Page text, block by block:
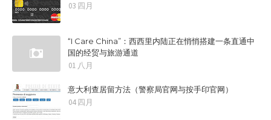
03 四月
“I Care China”：西西里内陆正在悄悄搭建一条直通中
国的经贸与旅游通道
01 八月
意大利查居留方法（警察局官网与按手印官网）
04 四月